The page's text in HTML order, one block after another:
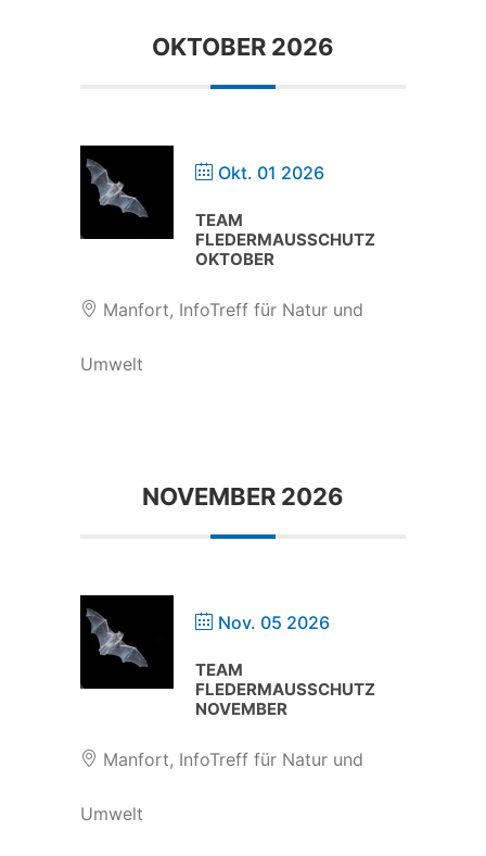
OKTOBER 2026
Okt. 01 2026
TEAM
FLEDERMAUSSCHUTZ
OKTOBER
Manfort, InfoTreff für Natur und
Umwelt
NOVEMBER 2026
Nov. 05 2026
TEAM
FLEDERMAUSSCHUTZ
NOVEMBER
Manfort, InfoTreff für Natur und
Umwelt